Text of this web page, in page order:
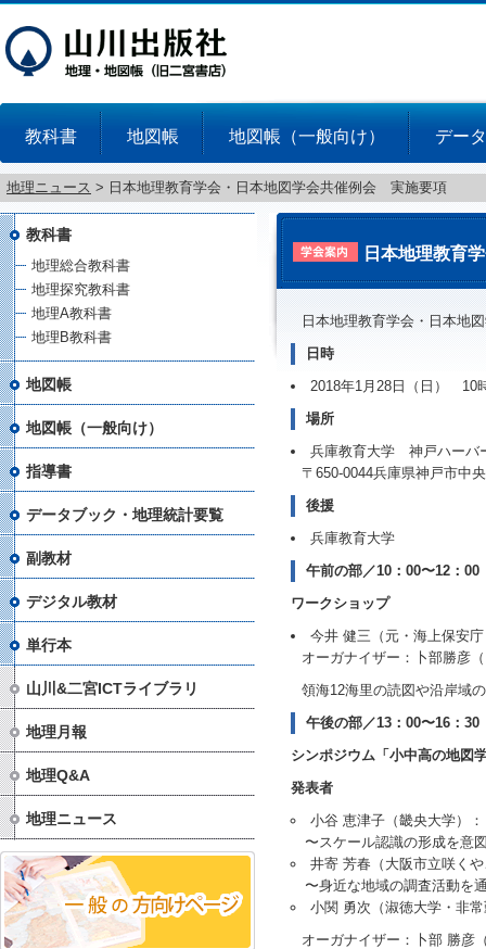
教科書 地図帳 地図帳（一般向け） デー
地理ニュース > 日本地理教育学会・日本地図学会共催例会 実施要項
日本地理教育
日本地理教育学会・日本地
日時
2018年1月28日（日） 10
場所
兵庫教育大学 神戸ハーバ
〒650-0044兵庫県神戸市中
後援
兵庫教育大学
午前の部／10：00〜12：00
ワークショップ
今井 健三（元・海上保安
オーガナイザー：卜部勝彦
領海12海里の読図や沿岸域
午後の部／13：00〜16：30
シンポジウム「小中高の地図
発表者
小谷 恵津子（畿央大学）
〜スケール認識の形成を意
井寄 芳春（大阪市立咲く
〜身近な地域の調査活動を
小関 勇次（淑徳大学・非
オーガナイザー：卜部 勝彦
教科書
地理総合教科書
地理探究教科書
地理A教科書
地理B教科書
地図帳
地図帳（一般向け）
指導書
データブック・地理統計要覧
副教材
デジタル教材
単行本
山川&二宮ICTライブラリ
地理月報
地理Q&A
地理ニュース